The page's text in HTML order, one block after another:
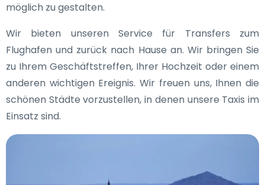
möglich zu gestalten.
Wir bieten unseren Service für Transfers zum
Flughafen und zurück nach Hause an. Wir bringen Sie
zu Ihrem Geschäftstreffen, Ihrer Hochzeit oder einem
anderen wichtigen Ereignis. Wir freuen uns, Ihnen die
schönen Städte vorzustellen, in denen unsere Taxis im
Einsatz sind.